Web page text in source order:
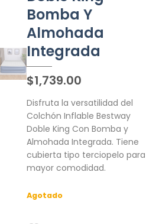
Bomba Y
Almohada
Integrada
$1,739.00
Disfruta la versatilidad del
Colchón Inflable Bestway
Doble King Con Bomba y
Almohada Integrada. Tiene
cubierta tipo terciopelo para
mayor comodidad.
Agotado